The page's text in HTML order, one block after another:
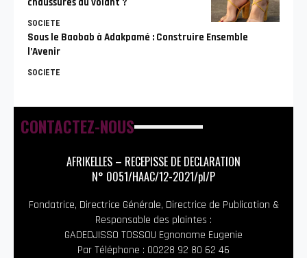
SOCIETE
Sous le Baobab à Adakpamé : Construire Ensemble
l’Avenir
SOCIETE
CONTACTEZ-NOUS
AFRIKELLES – RECEPISSE DE DECLARATION
N° 0051/HAAC/12-2021/pl/P
Fondatrice, Directrice Générale, Directrice de Publication &
Responsable des plaintes :
GADEDJISSO TOSSOU Egnoname Eugenie
Par Téléphone : 00228 92 80 62 46